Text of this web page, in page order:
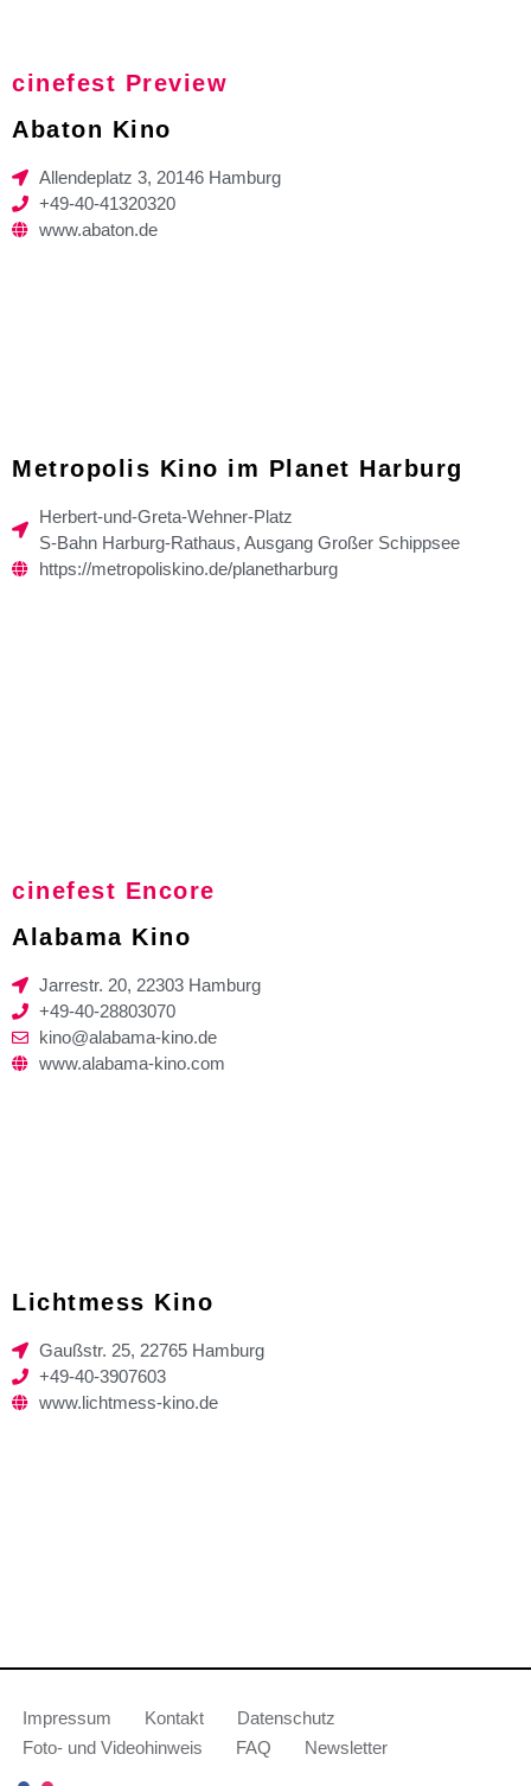
cinefest Preview
Abaton Kino
Allendeplatz 3, 20146 Hamburg
+49-40-41320320
www.abaton.de
Metropolis Kino im Planet Harburg
Herbert-und-Greta-Wehner-Platz
S-Bahn Harburg-Rathaus, Ausgang Großer Schippsee
https://metropoliskino.de/planetharburg
cinefest Encore
Alabama Kino
Jarrestr. 20, 22303 Hamburg
+49-40-28803070
kino@alabama-kino.de
www.alabama-kino.com
Lichtmess Kino
Gaußstr. 25, 22765 Hamburg
+49-40-3907603
www.lichtmess-kino.de
Impressum Kontakt
Datenschutz
Foto- und Videohinweis
FAQ Newsletter